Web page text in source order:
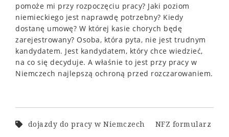
pomoże mi przy rozpoczęciu pracy? Jaki poziom
niemieckiego jest naprawdę potrzebny? Kiedy
dostanę umowę? W której kasie chorych będę
zarejestrowany? Osoba, która pyta, nie jest trudnym
kandydatem. Jest kandydatem, który chce wiedzieć,
na co się decyduje. A właśnie to jest przy pracy w
Niemczech najlepszą ochroną przed rozczarowaniem.
dojazdy do pracy w Niemczech NFZ formularz